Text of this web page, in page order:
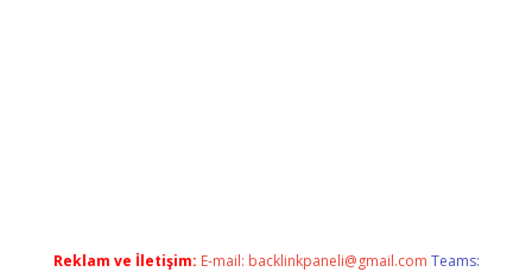
Reklam ve İletişim: E-mail: backlinkpaneli@gmail.com Teams: